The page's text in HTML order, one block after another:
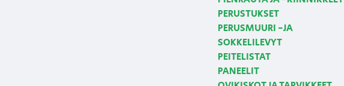
PERUSTUKSET
PERUSMUURI -JA
SOKKELILEVYT
PEITELISTAT
PANEELIT